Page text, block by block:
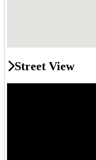
Street View